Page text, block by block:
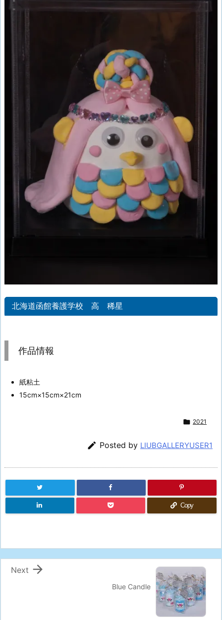
北海道函館養護学校 高 稀星
作品情報
紙粘土
15cm×15cm×21cm
 2021
 Posted by LIUBGALLERYUSER1
Copy
Blue Candle

Next